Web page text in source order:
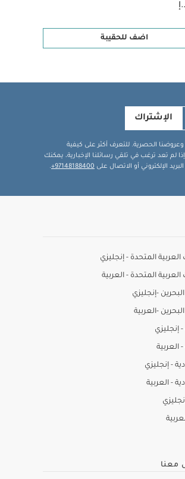
اضف للحقيبة
الإشتراك
وعروضنا الحصرية. للتعرف أكثر على كيفية
لم تعد ترغب في تلقي رسائلنا الإخبارية، يمكنك
الإلكتروني أو الاتصال على 97148188400+
.
العربية المتحدة - إنجليزي
العربية المتحدة - العربية
-إنجليزي
-العربية
إنجليزي
العربية
- إنجليزي
- العربية
معنا